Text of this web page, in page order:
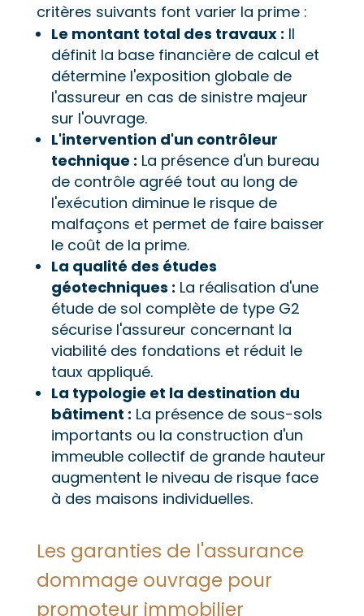
critères suivants font varier la prime :
Le montant total des travaux : Il
définit la base financière de calcul et
détermine l'exposition globale de
l'assureur en cas de sinistre majeur
sur l'ouvrage.
L'intervention d'un contrôleur
technique : La présence d'un bureau
de contrôle agréé tout au long de
l'exécution diminue le risque de
malfaçons et permet de faire baisser
le coût de la prime.
La qualité des études
géotechniques : La réalisation d'une
étude de sol complète de type G2
sécurise l'assureur concernant la
viabilité des fondations et réduit le
taux appliqué.
La typologie et la destination du
bâtiment : La présence de sous-sols
importants ou la construction d'un
immeuble collectif de grande hauteur
augmentent le niveau de risque face
à des maisons individuelles.
Les garanties de l'assurance
dommage ouvrage pour
promoteur immobilier